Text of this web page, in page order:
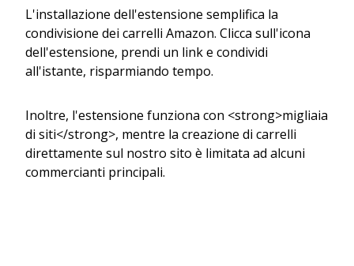
L'installazione dell'estensione semplifica la
condivisione dei carrelli Amazon. Clicca sull'icona
dell'estensione, prendi un link e condividi
all'istante, risparmiando tempo.
Inoltre, l'estensione funziona con <strong>migliaia
di siti</strong>, mentre la creazione di carrelli
direttamente sul nostro sito è limitata ad alcuni
commercianti principali.